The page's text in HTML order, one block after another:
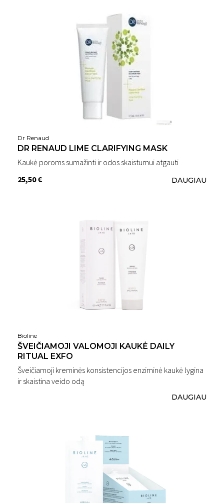
Dr Renaud
DR RENAUD LIME CLARIFYING MASK
Kaukė poroms sumažinti ir odos skaistumui atgauti
25,50 €
DAUGIAU
Bioline
ŠVEIČIAMOJI VALOMOJI KAUKĖ DAILY
RITUAL EXFO
Šveičiamoji kreminės konsistencijos enziminė kaukė lygina
ir skaistina veido odą
DAUGIAU